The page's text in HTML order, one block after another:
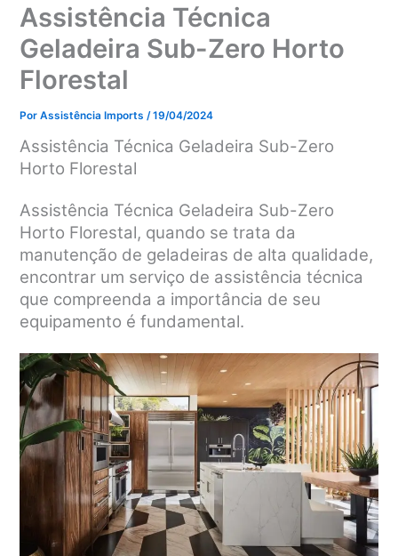
Assistência Técnica
Geladeira Sub-Zero Horto
Florestal
PorAssistência Imports/19/04/2024
Assistência Técnica Geladeira Sub-Zero
Horto Florestal
Assistência Técnica Geladeira Sub-Zero
Horto Florestal, quando se trata da
manutenção de geladeiras de alta qualidade,
encontrar um serviço de assistência técnica
que compreenda a importância de seu
equipamento é fundamental.